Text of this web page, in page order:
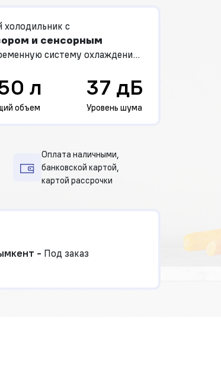
с
и сенсорным
систему охлаждения
л
объем
37 дБ
Уровень шума
Оплата наличными,
банковской картой,
картой рассрочки
- Под заказ